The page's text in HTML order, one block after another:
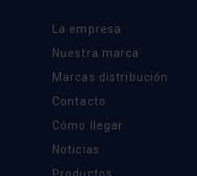
La empresa
Nuestra marca
Marcas distribución
Contacto
Cómo llegar
Noticias
Productos